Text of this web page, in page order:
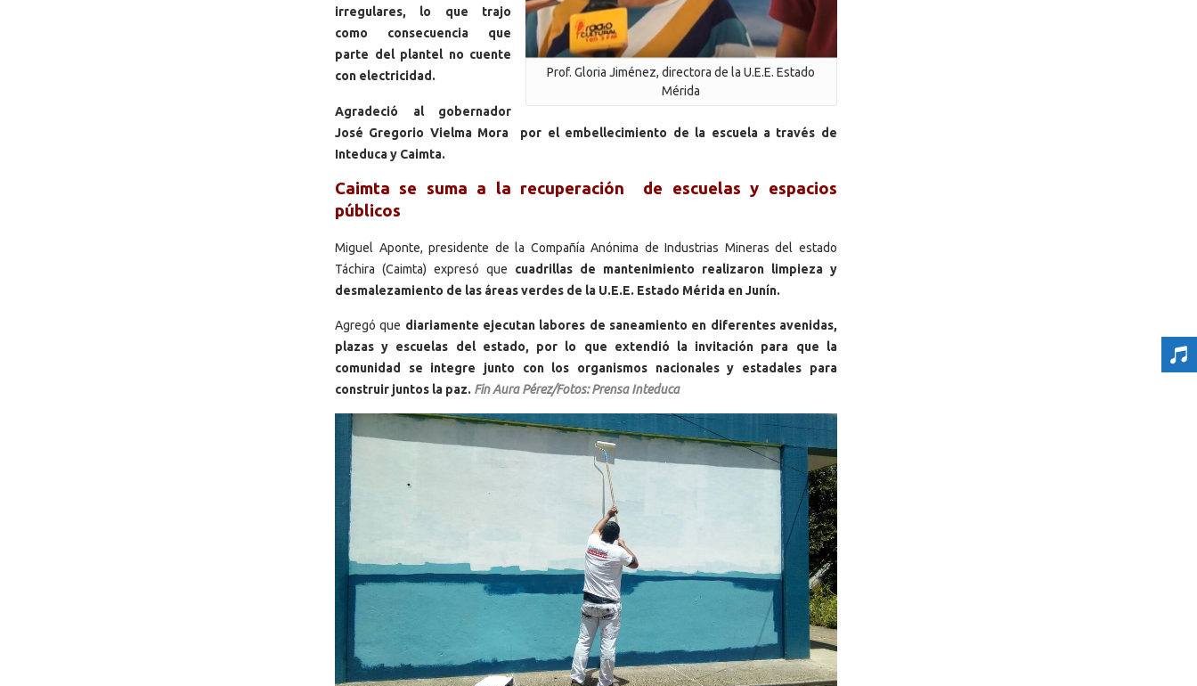
Prof. Gloria Jiménez, directora de la U.E.E. Estado
Mérida
irregulares, lo que trajo
como consecuencia que
parte del plantel no cuente
con electricidad.
Agradeció al gobernador
José Gregorio Vielma Mora por el embellecimiento de la escuela a través de
Inteduca y Caimta.
Caimta se suma a la recuperación de escuelas y espacios
públicos
Miguel Aponte, presidente de la Compañía Anónima de Industrias Mineras del estado
Táchira (Caimta) expresó que cuadrillas de mantenimiento realizaron limpieza y
desmalezamiento de las áreas verdes de la U.E.E. Estado Mérida en Junín.
Agregó que diariamente ejecutan labores de saneamiento en diferentes avenidas,
plazas y escuelas del estado, por lo que extendió la invitación para que la
comunidad se integre junto con los organismos nacionales y estadales para
construir juntos la paz. Fin Aura Pérez/Fotos: Prensa Inteduca